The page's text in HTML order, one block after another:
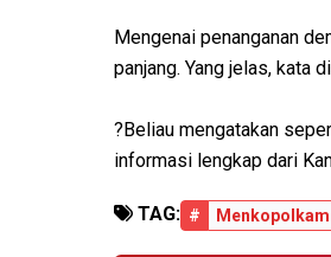
Mengenai penanganan
panjang. Yang jelas, kata
?Beliau mengatakan
informasi lengkap dari
TAG: # Menkopolkam